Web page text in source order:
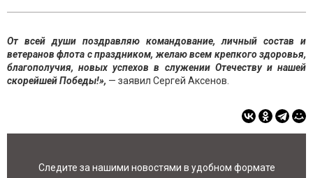
От всей души поздравляю командование, личный состав и
ветеранов флота с праздником, желаю всем крепкого здоровья,
благополучия, новых успехов в служении Отечеству и нашей
скорейшей Победы!», — заявил Сергей Аксенов.
Следите за нашими новостями в удобном формате